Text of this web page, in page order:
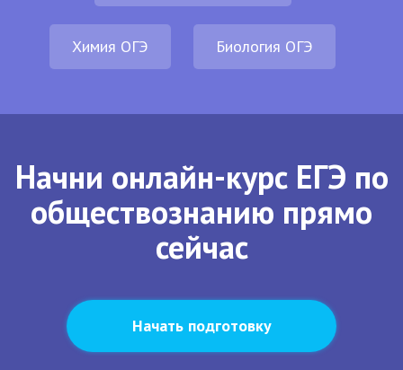
Химия ОГЭ Биология ОГЭ
Начни онлайн-курс ЕГЭ по
обществознанию прямо
сейчас
Начать подготовку